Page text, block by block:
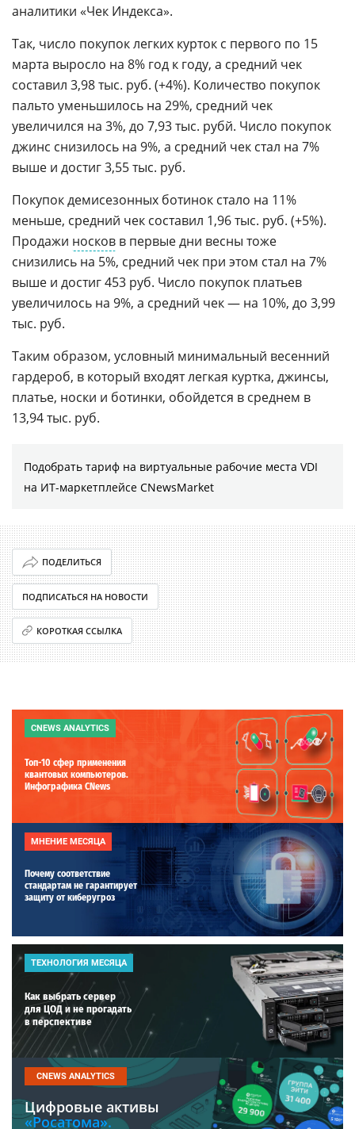
аналитики «Чек Индекса».
Так, число покупок легких курток с первого по 15
марта выросло на 8% год к году, а средний чек
составил 3,98 тыс. руб. (+4%). Количество покупок
пальто уменьшилось на 29%, средний чек
увеличился на 3%, до 7,93 тыс. рубй. Число покупок
джинс снизилось на 9%, а средний чек стал на 7%
выше и достиг 3,55 тыс. руб.
Покупок демисезонных ботинок стало на 11%
меньше, средний чек составил 1,96 тыс. руб. (+5%).
Продажи носков в первые дни весны тоже
снизились на 5%, средний чек при этом стал на 7%
выше и достиг 453 руб. Число покупок платьев
увеличилось на 9%, а средний чек — на 10%, до 3,99
тыс. руб.
Таким образом, условный минимальный весенний
гардероб, в который входят легкая куртка, джинсы,
платье, носки и ботинки, обойдется в среднем в
13,94 тыс. руб.
Подобрать тариф на виртуальные рабочие места VDI
на ИТ-маркетплейсе CNewsMarket
ПОДЕЛИТЬСЯ
ПОДПИСАТЬСЯ НА НОВОСТИ
КОРОТКАЯ ССЫЛКА
CNEWS ANALYTICS
Топ-10 сфер применения
квантовых компьютеров.
Инфографика CNews
МНЕНИЕ МЕСЯЦА
Почему соответствие
стандартам не гарантирует
защиту от киберугроз
ТЕХНОЛОГИЯ МЕСЯЦА
Как выбрать сервер
для ЦОД и не прогадать
в перспективе
CNEWS ANALYTICS
Цифровые активы
«Росатома».